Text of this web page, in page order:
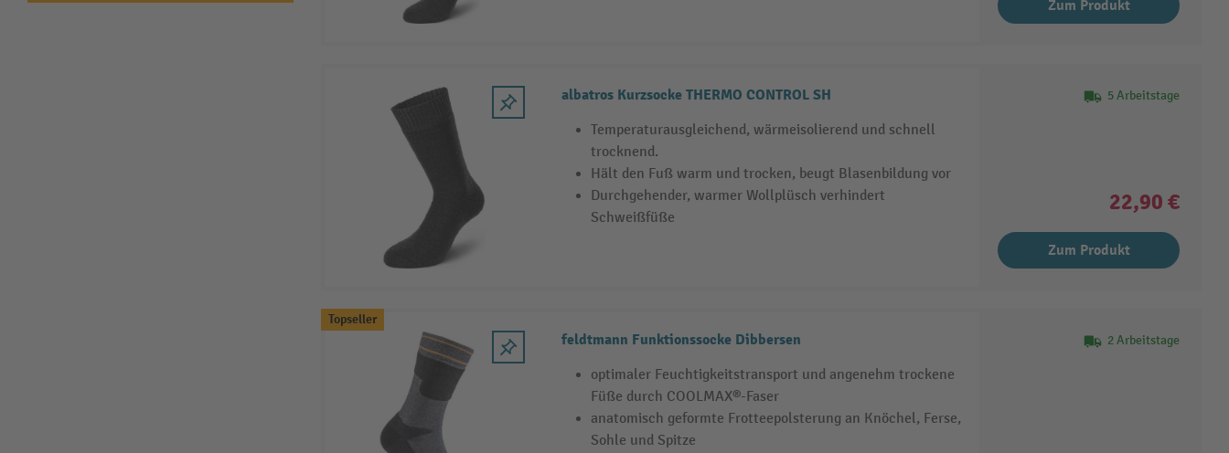
Zum Produkt
albatros Kurzsocke THERMO CONTROL SH
Temperaturausgleichend, wärmeisolierend und schnell
trocknend.
Hält den Fuß warm und trocken, beugt Blasenbildung vor
Durchgehender, warmer Wollplüsch verhindert
Schweißfüße
5 Arbeitstage
22,90 €
Zum Produkt
Topseller
feldtmann Funktionssocke Dibbersen
optimaler Feuchtigkeitstransport und angenehm trockene
Füße durch COOLMAX®-Faser
anatomisch geformte Frotteepolsterung an Knöchel, Ferse,
Sohle und Spitze
2 Arbeitstage